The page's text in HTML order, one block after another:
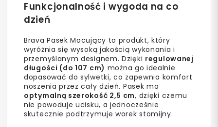
Funkcjonalność i wygoda na co
dzień
Brava Pasek Mocujący to produkt, który
wyróżnia się wysoką jakością wykonania i
przemyślanym designem. Dzięki regulowanej
długości (do 107 cm) można go idealnie
dopasować do sylwetki, co zapewnia komfort
noszenia przez cały dzień. Pasek ma
optymalną szerokość 2,5 cm, dzięki czemu
nie powoduje ucisku, a jednocześnie
skutecznie podtrzymuje worek stomijny.